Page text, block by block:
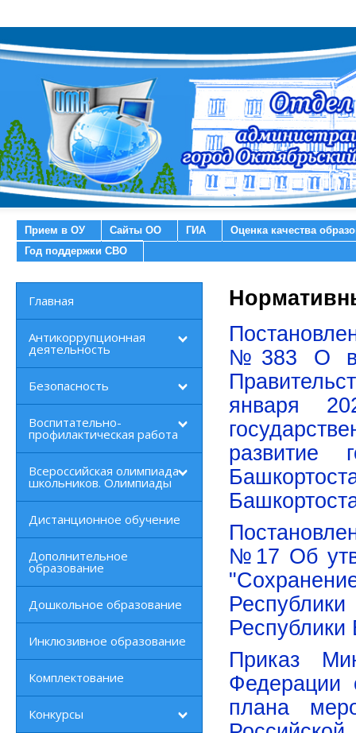
Прием в ОУ Сайты ОО ГИА
Оценка качества
Год поддержки СВО
Главная
Антикоррупционная
деятельность
Безопасность
Воспитательно-
профилактическая работа
Всероссийская олимпиада
школьников. Олимпиады
Дистанционное обучение
Дополнительное
образование
Дошкольное образование
Инклюзивное образование
Комплектование
Конкурсы
№383 О
января
развитие
№17 Об
Республики
Приказ
плана